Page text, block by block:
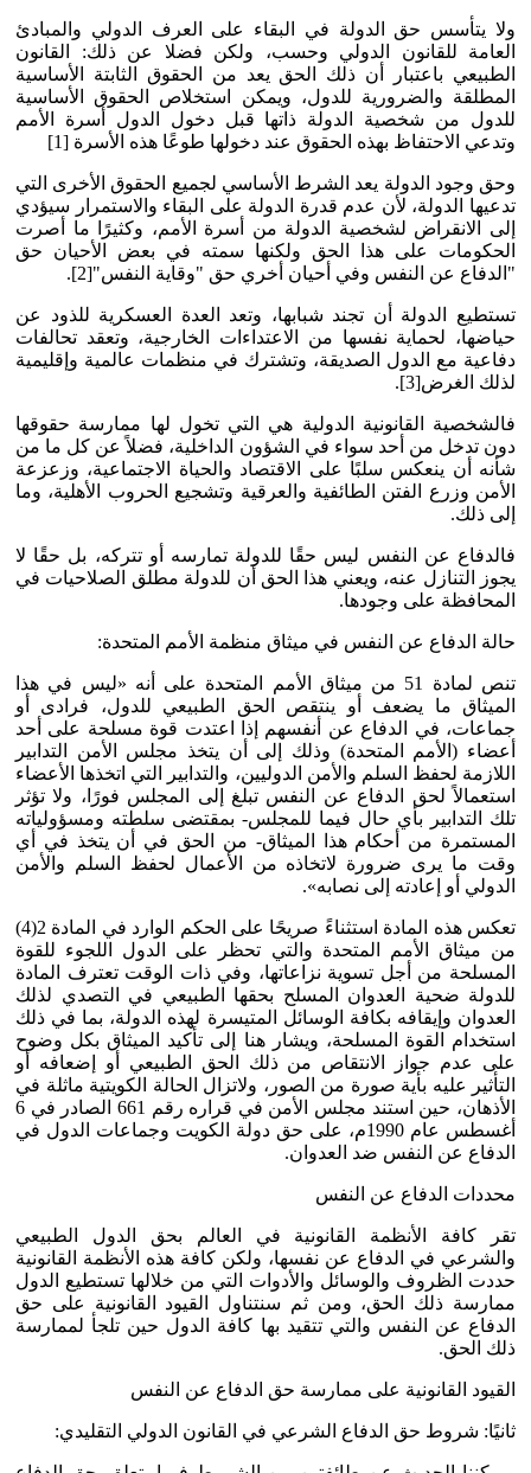
ولا يتأسس حق الدولة في البقاء على العرف الدولي والمبادئ
العامة للقانون الدولي وحسب، ولكن فضلا عن ذلك: القانون
الطبيعي باعتبار أن ذلك الحق يعد من الحقوق الثابتة الأساسية
المطلقة والضرورية للدول، ويمكن استخلاص الحقوق الأساسية
للدول من شخصية الدولة ذاتها قبل دخول الدول أسرة الأمم
وتدعي الاحتفاظ بهذه الحقوق عند دخولها طوعًا هذه الأسرة [1]
وحق وجود الدولة يعد الشرط الأساسي لجميع الحقوق الأخرى التي
تدعيها الدولة، لأن عدم قدرة الدولة على البقاء والاستمرار سيؤدي
إلى الانقراض لشخصية الدولة من أسرة الأمم، وكثيرًا ما أصرت
الحكومات على هذا الحق ولكنها سمته في بعض الأحيان حق
"الدفاع عن النفس وفي أحيان أخري حق "وقاية النفس"[2].
تستطيع الدولة أن تجند شبابها، وتعد العدة العسكرية للذود عن
حياضها، لحماية نفسها من الاعتداءات الخارجية، وتعقد تحالفات
دفاعية مع الدول الصديقة، وتشترك في منظمات عالمية وإقليمية
لذلك الغرض[3].
فالشخصية القانونية الدولية هي التي تخول لها ممارسة حقوقها
دون تدخل من أحد سواء في الشؤون الداخلية، فضلاً عن كل ما من
شأنه أن ينعكس سلبًا على الاقتصاد والحياة الاجتماعية، وزعزعة
الأمن وزرع الفتن الطائفية والعرقية وتشجيع الحروب الأهلية، وما
إلى ذلك.
فالدفاع عن النفس ليس حقًا للدولة تمارسه أو تتركه، بل حقًا لا
يجوز التنازل عنه، ويعني هذا الحق أن للدولة مطلق الصلاحيات في
المحافظة على وجودها.
حالة الدفاع عن النفس في ميثاق منظمة الأمم المتحدة:
تنص لمادة 51 من ميثاق الأمم المتحدة على أنه «ليس في هذا
الميثاق ما يضعف أو ينتقص الحق الطبيعي للدول، فرادى أو
جماعات، في الدفاع عن أنفسهم إذا اعتدت قوة مسلحة على أحد
أعضاء (الأمم المتحدة) وذلك إلى أن يتخذ مجلس الأمن التدابير
اللازمة لحفظ السلم والأمن الدوليين، والتدابير التي اتخذها الأعضاء
استعمالاً لحق الدفاع عن النفس تبلغ إلى المجلس فورًا، ولا تؤثر
تلك التدابير بأي حال فيما للمجلس- بمقتضى سلطته ومسؤولياته
المستمرة من أحكام هذا الميثاق- من الحق في أن يتخذ في أي
وقت ما يرى ضرورة لاتخاذه من الأعمال لحفظ السلم والأمن
الدولي أو إعادته إلى نصابه».
تعكس هذه المادة استثناءً صريحًا على الحكم الوارد في المادة 2(4)
من ميثاق الأمم المتحدة والتي تحظر على الدول اللجوء للقوة
المسلحة من أجل تسوية نزاعاتها، وفي ذات الوقت تعترف المادة
للدولة ضحية العدوان المسلح بحقها الطبيعي في التصدي لذلك
العدوان وإيقافه بكافة الوسائل المتيسرة لهذه الدولة، بما في ذلك
استخدام القوة المسلحة، ويشار هنا إلى تأكيد الميثاق بكل وضوح
على عدم جواز الانتقاص من ذلك الحق الطبيعي أو إضعافه أو
التأثير عليه بأية صورة من الصور، ولاتزال الحالة الكويتية ماثلة في
الأذهان، حين استند مجلس الأمن في قراره رقم 661 الصادر في 6
أغسطس عام 1990م، على حق دولة الكويت وجماعات الدول في
الدفاع عن النفس ضد العدوان.
محددات الدفاع عن النفس
تقر كافة الأنظمة القانونية في العالم بحق الدول الطبيعي
والشرعي في الدفاع عن نفسها، ولكن كافة هذه الأنظمة القانونية
حددت الظروف والوسائل والأدوات التي من خلالها تستطيع الدول
ممارسة ذلك الحق، ومن ثم سنتناول القيود القانونية على حق
الدفاع عن النفس والتي تتقيد بها كافة الدول حين تلجأ لممارسة
ذلك الحق.
القيود القانونية على ممارسة حق الدفاع عن النفس
ثانيًا: شروط حق الدفاع الشرعي في القانون الدولي التقليدي: